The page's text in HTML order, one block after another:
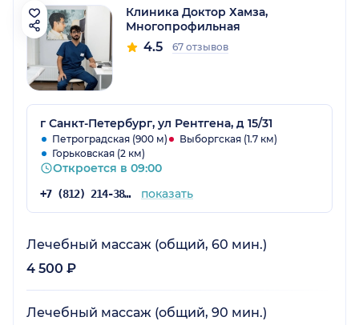
Клиника Доктор Хамза,
Многопрофильная
4.5 67 отзывов
г Санкт-Петербург, ул Рентгена, д 15/31
Петроградская (900 м)
Выборгская (1.7 км)
Горьковская (2 км)
Откроется в 09:00
+7 (812) 214-38-50 показать
Лечебный массаж (общий, 60 мин.)
4 500 ₽
Лечебный массаж (общий, 90 мин.)